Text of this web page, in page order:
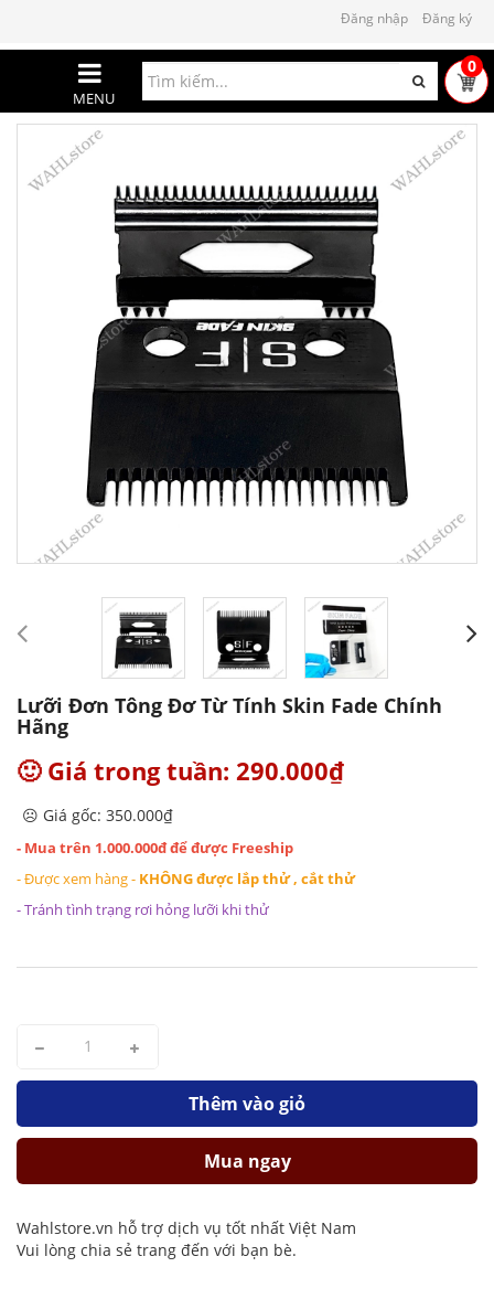
Đăng nhập Đăng ký
MENU
0
Lưỡi Đơn Tông Đơ Từ Tính Skin Fade Chính
Hãng
🙂 Giá trong tuần: 290.000₫
☹️ Giá gốc: 350.000₫
- Mua trên 1.000.000đ để được Freeship
- Được xem hàng - KHÔNG được lắp thử , cắt thử
- Tránh tình trạng rơi hỏng lưỡi khi thử
Thêm vào giỏ
Mua ngay
Wahlstore.vn hỗ trợ dịch vụ tốt nhất Việt Nam
Vui lòng chia sẻ trang đến với bạn bè.